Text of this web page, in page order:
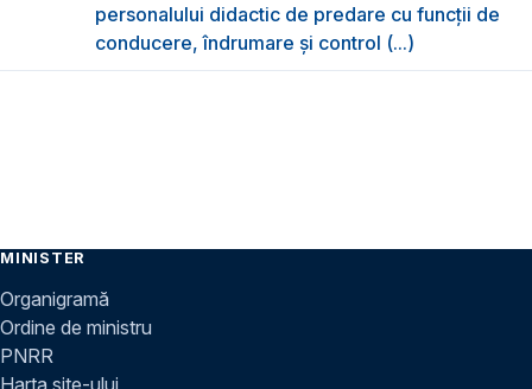
personalului didactic de predare cu funcții de
conducere, îndrumare și control (...)
MINISTER
Organigramă
Ordine de ministru
PNRR
Harta site-ului